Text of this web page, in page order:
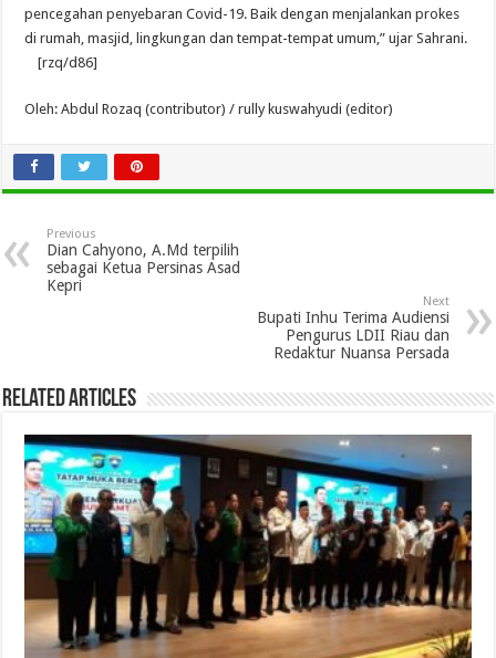
pencegahan penyebaran Covid-19. Baik dengan menjalankan prokes
di rumah, masjid, lingkungan dan tempat-tempat umum,” ujar Sahrani.
[rzq/d86]
Oleh: Abdul Rozaq (contributor) / rully kuswahyudi (editor)
Previous
Dian Cahyono, A.Md terpilih
sebagai Ketua Persinas Asad
Kepri
Next
Bupati Inhu Terima Audiensi
Pengurus LDII Riau dan
Redaktur Nuansa Persada
Related Articles